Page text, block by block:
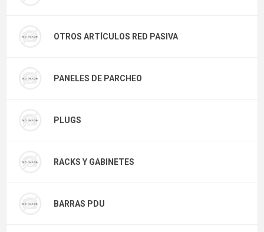
OTROS ARTÍCULOS RED PASIVA
PANELES DE PARCHEO
PLUGS
RACKS Y GABINETES
BARRAS PDU